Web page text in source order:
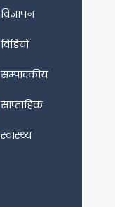
विज्ञापन
विडियो
सम्पादकीय
साप्ताहिक
स्वास्थ्य